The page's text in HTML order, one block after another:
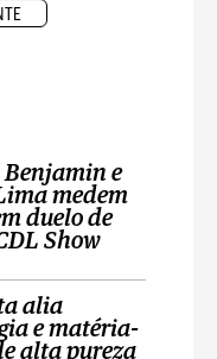
e
medem
duelo de
Show
alia
e matéria-
alta pureza